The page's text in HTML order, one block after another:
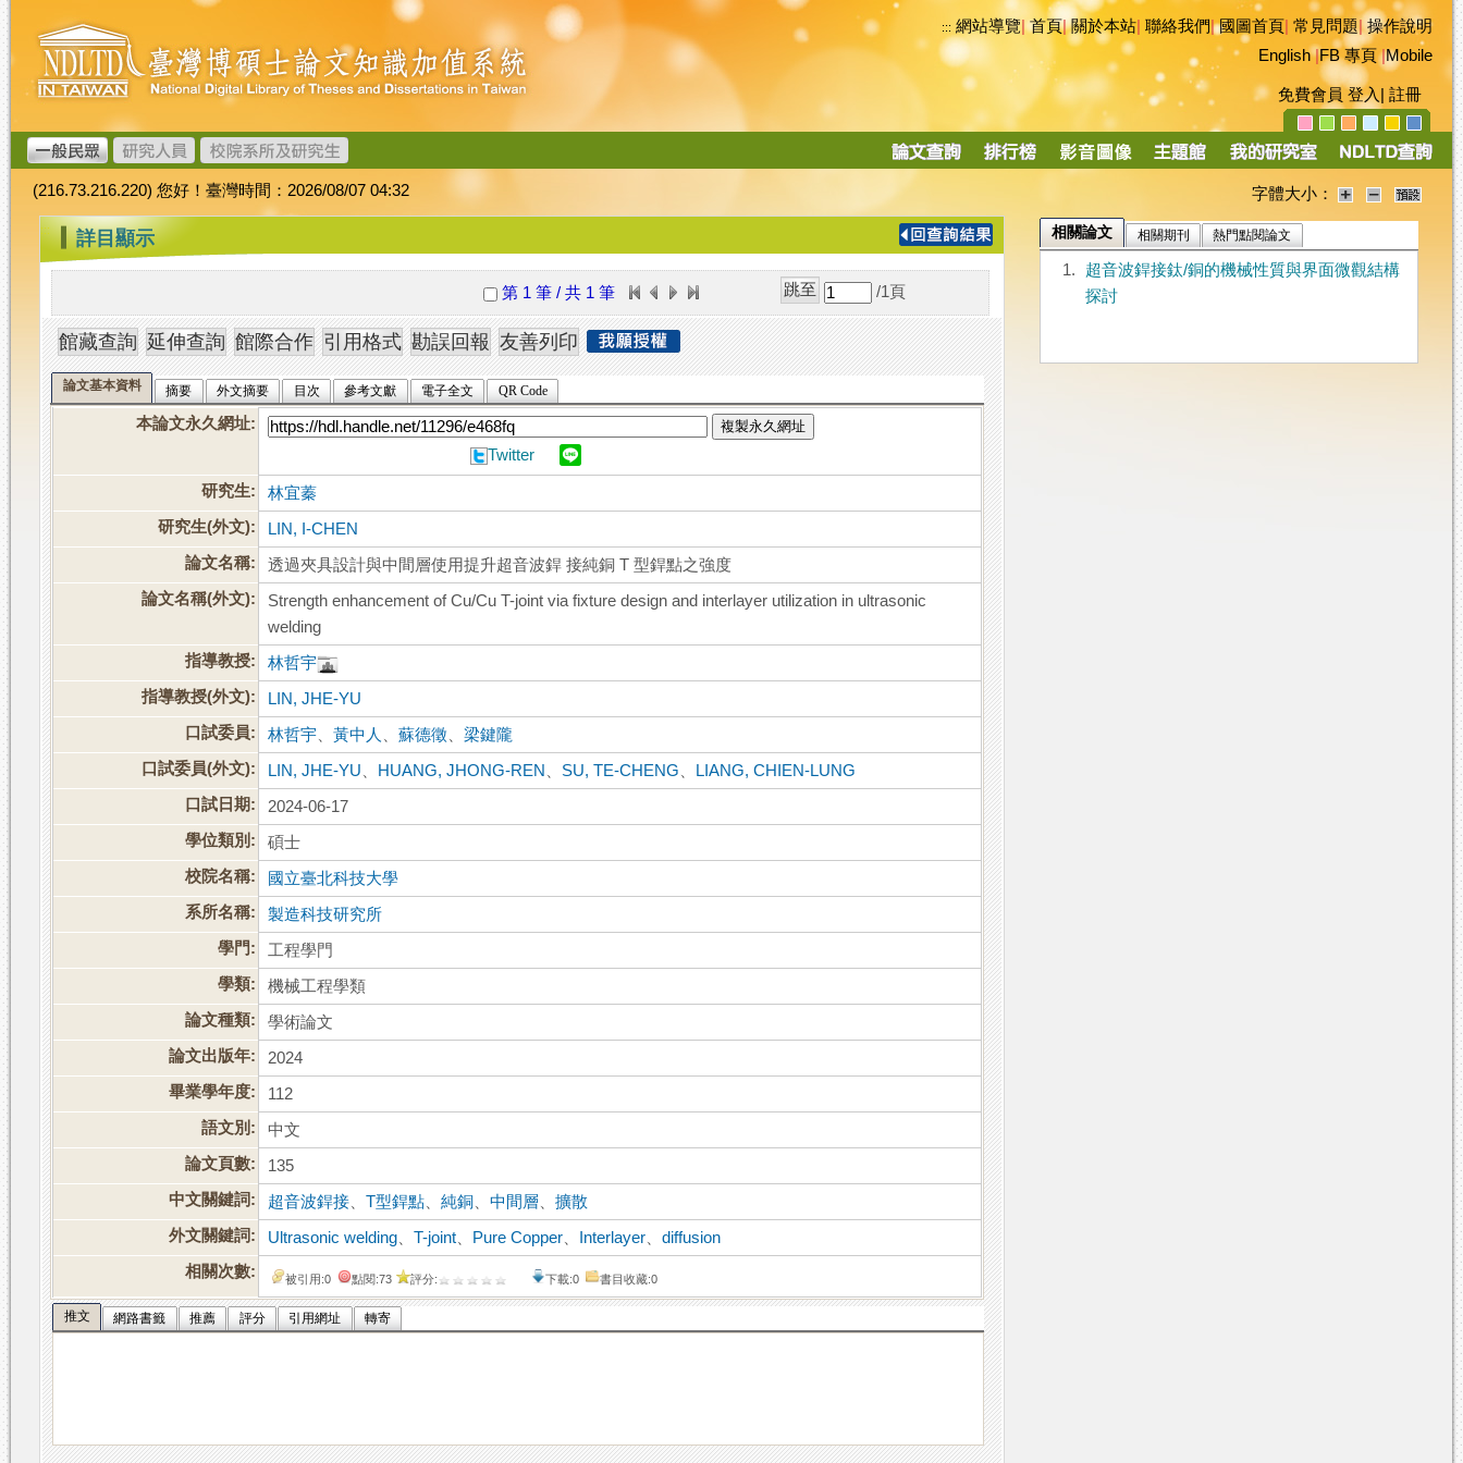
跳
到
主
要
內
容
臺
灣
博
碩
士
論
文
加
值
系
統
::: 網站導覽|首頁|關於本站 聯絡我們|國圖首頁 常見問題|操作說明
English|FB 專頁|Mobile
免費會員 登入 註冊
導
(216.73.216.220) 您好！臺灣時間：2026/08/07 04:32 字體大小：
::: 詳目顯示
第 1 筆 / 共 1 筆 /1 頁
論文基本資料 摘要 外文摘要 目次 參考文獻 電子全文 QR Code
本論文永久網址: 複製永久網址
Twitter
研究生:
林宜蓁
研究生(外文):
LIN, I-CHEN
論文名稱:
透過夾具設計與中間層使用提升超音波銲 接純銅 T 型銲點之強度
論文名稱(外文):
Strength enhancement of Cu/Cu T-joint via fixture design and interlayer utilization in ultrasonic
welding
指導教授:
林哲宇
指導教授(外文):
LIN, JHE-YU
口試委員:
林哲宇 、黃中人 、蘇德徵 、梁鍵隴
口試委員(外文):
LIN, JHE-YU HUANG, JHONG-REN SU, TE-CHENG
LIANG, CHIEN-LUNG
口試日期:
2024-06-17
學位類別:
碩士
校院名稱:
國立臺北科技大學
系所名稱:
製造科技研究所
學門:
工程學門
學類:
機械工程學類
論文種類:
學術論文
論文出版年:
2024
畢業學年度:
112
語文別:
中文
論文頁數:
135
中文關鍵詞:
超音波銲接 、T型銲點 、純銅 、中間層 、擴散
外文關鍵詞:
Ultrasonic welding 、T-joint Pure Copper Interlayer 、diffusion
相關次數:
被引用:0 點閱:73 評分: 下載:0 書目收藏:0
推文 網路書籤 推薦 評分 引用網址 轉寄
相關論文 相關期刊 熱門點閱論文
1.
超音波銲接鈦/銅的機械性質與界面微觀結構
探討